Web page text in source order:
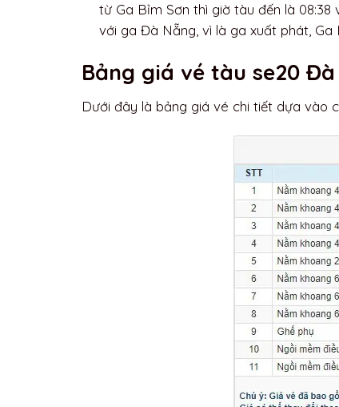
từ Ga Bỉm Sơn thì giờ tàu đến là 08:38
với ga Đà Nẵng, vì là ga xuất phát, Ga
Bảng giá vé tàu se20
Dưới đây là bảng giá vé chi tiết dựa vào